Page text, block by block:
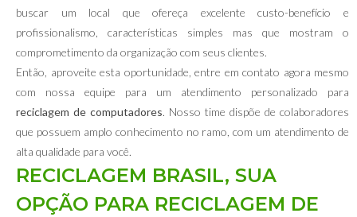
buscar um local que ofereça excelente custo-benefício e
profissionalismo, características simples mas que mostram o
comprometimento da organização com seus clientes.
Então, aproveite esta oportunidade, entre em contato agora mesmo
com nossa equipe para um atendimento personalizado para
reciclagem de computadores. Nosso time dispõe de colaboradores
que possuem amplo conhecimento no ramo, com um atendimento de
alta qualidade para você.
RECICLAGEM BRASIL, SUA
OPÇÃO PARA RECICLAGEM DE